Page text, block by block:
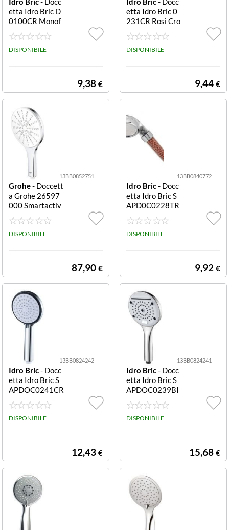
etta Idro Bric D
0100CR Monof
oro Cromo Mon
oforo
DISPONIBILE
9,38 €
etta Idro Bric 0
231CR Rosi Cro
mo Rosi
DISPONIBILE
9,44 €
13BB0852751
Grohe- Doccett
a Grohe 26597
000 Smartactiv
e 150 Cromo st
arlight Smartact
ive 150
DISPONIBILE
87,90 €
13BB0840772
Idro Bric- Docc
etta Idro Bric S
APD0C0228TR
Relax Cromo Re
lax
DISPONIBILE
9,92 €
13BB0824242
Idro Bric- Docc
etta Idro Bric S
APDOC0241CR
Idra Cromo Idra
DISPONIBILE
12,43 €
13BB0824241
Idro Bric- Docc
etta Idro Bric S
APDOC0239BI
Victoria Cromo
e Bianco Victori
a
DISPONIBILE
15,68 €